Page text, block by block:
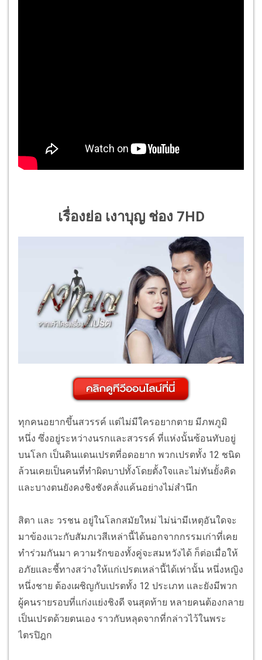
เรื่องย่อ เงาบุญ ช่อง 7HD
ทุกคนอยากขึ้นสวรรค์ แต่ไม่มีใครอยากตาย มีภพภูมิ
หนึ่ง ซึ่งอยู่ระหว่างนรกและสวรรค์ ที่แห่งนั้นซ้อนทับอยู่
บนโลก เป็นดินแดนเปรตที่อดอยาก พวกเปรตทั้ง 12 ชนิด
ล้วนเคยเป็นคนที่ทำผิดบาปทั้งโดยตั้งใจและไม่ทันยั้งคิด
และบางตนยังคงชิงชังคลั่งแค้นอย่างไม่สำนึก
สิตา และ วรชน อยู่ในโลกสมัยใหม่ ไม่น่ามีเหตุอันใดจะ
มาข้องแวะกับสัมภเวสีเหล่านี้ได้นอกจากกรรมเก่าที่เคย
ทำร่วมกันมา ความรักของทั้งคู่จะสมหวังได้ ก็ต่อเมื่อให้
อภัยและชี้ทางสว่างให้แก่เปรตเหล่านี้ได้เท่านั้น หนึ่งหญิง
หนึ่งชาย ต้องเผชิญกับเปรตทั้ง 12 ประเภท และยังมีพวก
ผู้คนรายรอบที่แก่งแย่งชิงดี จนสุดท้าย หลายคนต้องกลาย
เป็นเปรตด้วยตนเอง ราวกับหลุดจากที่กล่าวไว้ในพระ
ไตรปิฎก